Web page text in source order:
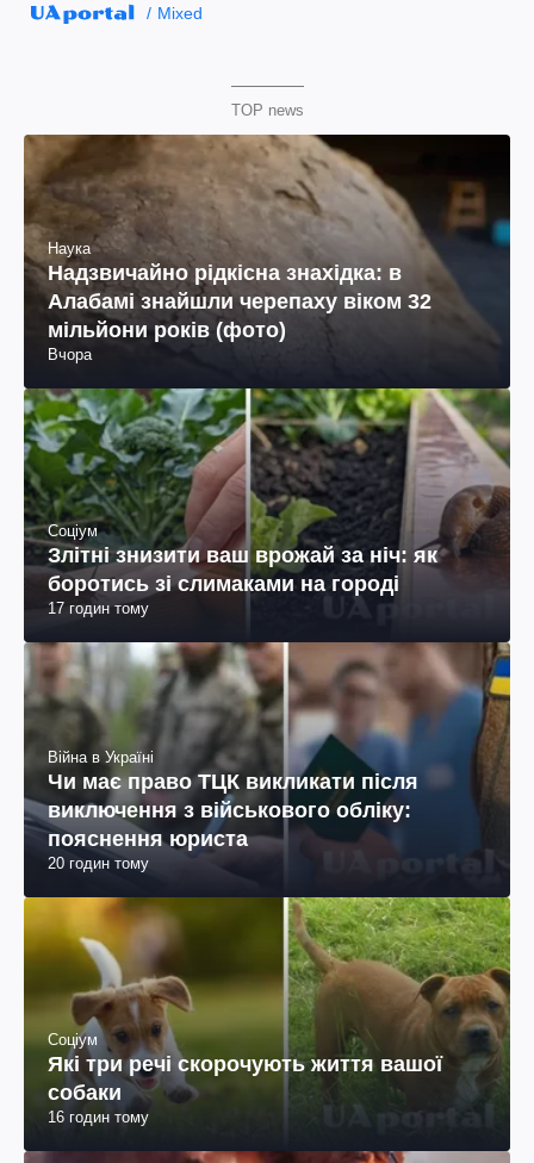
Mixed
TOP news
Наука
Надзвичайно рідкісна знахідка: в
Алабамі знайшли черепаху віком 32
мільйони років (фото)
Вчора
Соціум
Злітні знизити ваш врожай за ніч: як
боротись зі слимаками на городі
17 годин тому
Війна в Україні
Чи має право ТЦК викликати після
виключення з військового обліку:
пояснення юриста
20 годин тому
Соціум
Які три речі скорочують життя вашої
собаки
16 годин тому